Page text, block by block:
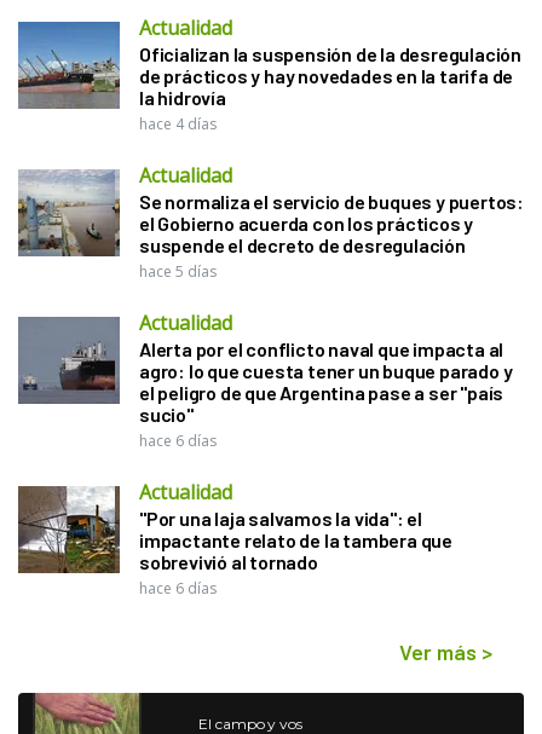
Actualidad
Oficializan la suspensión de la desregulación
de prácticos y hay novedades en la tarifa de
la hidrovía
hace 4 días
Actualidad
Se normaliza el servicio de buques y puertos:
el Gobierno acuerda con los prácticos y
suspende el decreto de desregulación
hace 5 días
Actualidad
Alerta por el conflicto naval que impacta al
agro: lo que cuesta tener un buque parado y
el peligro de que Argentina pase a ser "país
sucio"
hace 6 días
Actualidad
"Por una laja salvamos la vida": el
impactante relato de la tambera que
sobrevivió al tornado
hace 6 días
Ver más >
El campo y vos